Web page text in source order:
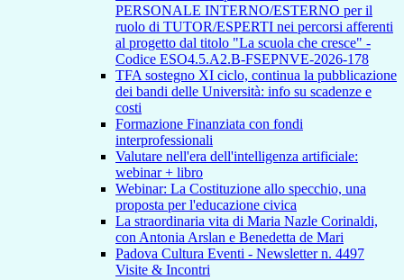
PERSONALE INTERNO/ESTERNO per il
ruolo di TUTOR/ESPERTI nei percorsi afferenti
al progetto dal titolo "La scuola che cresce" -
Codice ESO4.5.A2.B-FSEPNVE-2026-178
TFA sostegno XI ciclo, continua la pubblicazione
dei bandi delle Università: info su scadenze e
costi
Formazione Finanziata con fondi
interprofessionali
Valutare nell'era dell'intelligenza artificiale:
webinar + libro
Webinar: La Costituzione allo specchio, una
proposta per l'educazione civica
La straordinaria vita di Maria Nazle Corinaldi,
con Antonia Arslan e Benedetta de Mari
Padova Cultura Eventi - Newsletter n. 4497
Visite & Incontri